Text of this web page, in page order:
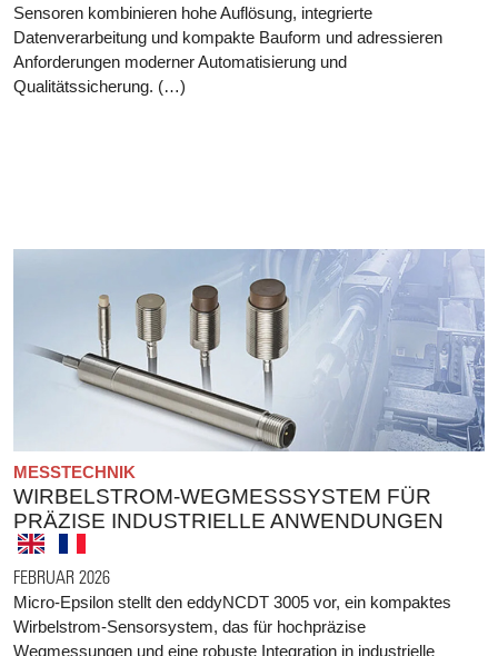
Sensoren kombinieren hohe Auflösung, integrierte
Datenverarbeitung und kompakte Bauform und adressieren
Anforderungen moderner Automatisierung und
Qualitätssicherung. (…)
MESSTECHNIK
WIRBELSTROM-WEGMESSSYSTEM FÜR
PRÄZISE INDUSTRIELLE ANWENDUNGEN
FEBRUAR 2026
Micro-Epsilon stellt den eddyNCDT 3005 vor, ein kompaktes
Wirbelstrom-Sensorsystem, das für hochpräzise
Wegmessungen und eine robuste Integration in industrielle